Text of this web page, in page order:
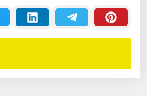
EXCLUSIVA )) 2018